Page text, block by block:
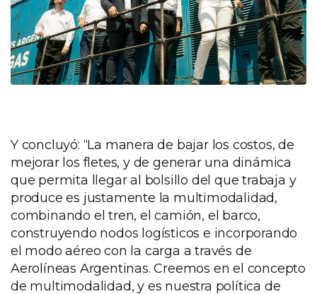
Y concluyó: “La manera de bajar los costos, de
mejorar los fletes, y de generar una dinámica
que permita llegar al bolsillo del que trabaja y
produce es justamente la multimodalidad,
combinando el tren, el camión, el barco,
construyendo nodos logísticos e incorporando
el modo aéreo con la carga a través de
Aerolíneas Argentinas. Creemos en el concepto
de multimodalidad, y es nuestra política de